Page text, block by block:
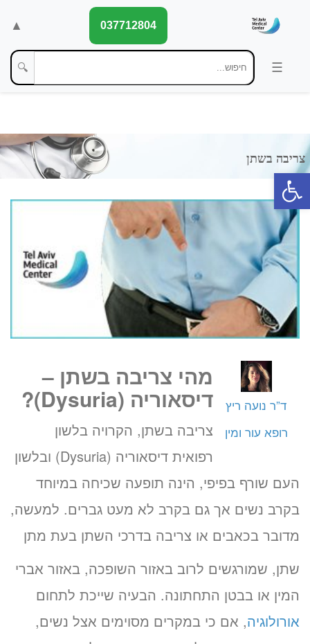
פתח סרגל נגישות
▲ 037712804
🔍
ד”ר נועה ריץ
רופא עור ומין
מהי צריבה בשתן –
דיסאוריה (Dysuria
)?
צריבה בשתן, הקרויה בלשון
רפואית דיסאוריה (Dysuria) ובלשון
העם שורף בפיפי, הינה תופעה שכיחה במיוחד
בקרב נשים אך גם בקרב לא מעט גברים. למעשה,
מדובר בכאבים או צריבה בדרכי השתן בעת מתן
שתן, שמורגשים לרוב באזור השופכה, באזור אברי
המין או בבטן התחתונה. הבעיה שייכת לתחום
אורולוגיה, אם כי במקרים מסוימים אצל נשים,